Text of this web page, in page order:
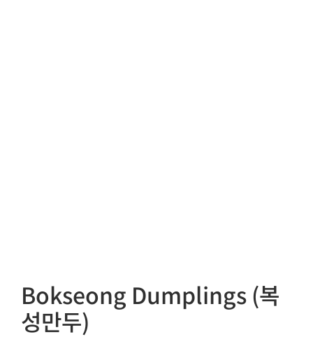
Bokseong Dumplings (복
성만두)